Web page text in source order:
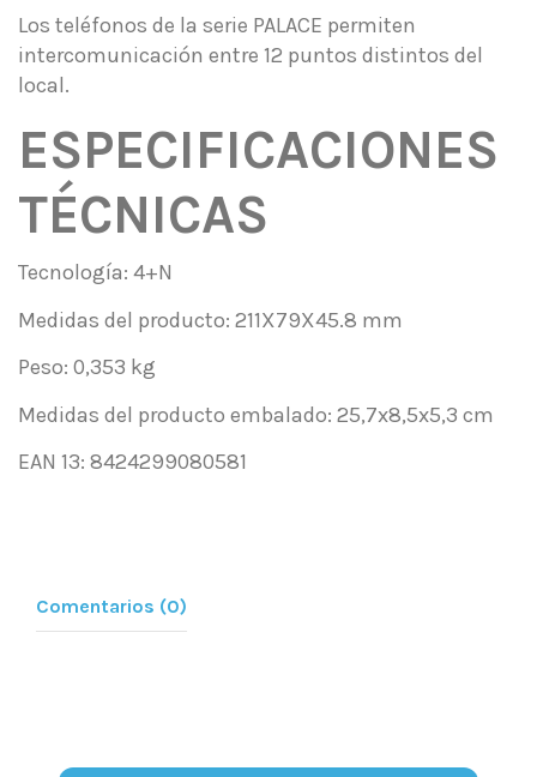
Los teléfonos de la serie PALACE permiten
intercomunicación entre 12 puntos distintos del
local.
ESPECIFICACIONES
TÉCNICAS
Tecnología: 4+N
Medidas del producto: 211X79X45.8 mm
Peso: 0,353 kg
Medidas del producto embalado: 25,7x8,5x5,3 cm
EAN 13: 8424299080581
Comentarios (0)